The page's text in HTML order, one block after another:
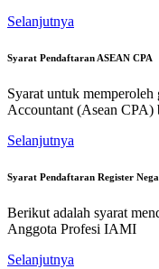
Selanjutnya
Syarat Pendaftaran ASEAN CPA
Syarat untuk
Accountant (Asean
Selanjutnya
Syarat Pendaftaran Register
Berikut adalah syarat
Anggota Profesi IAMI
Selanjutnya